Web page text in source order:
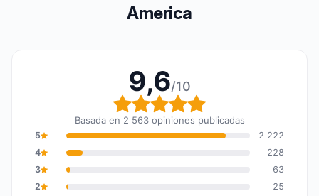
America
9,6/10
Calificación global: 9,6
Basada en 2 563 opiniones publicadas
5
2 222
4
228
3
63
2
25